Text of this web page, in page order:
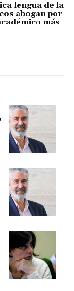
lengua de la
abogan por
más